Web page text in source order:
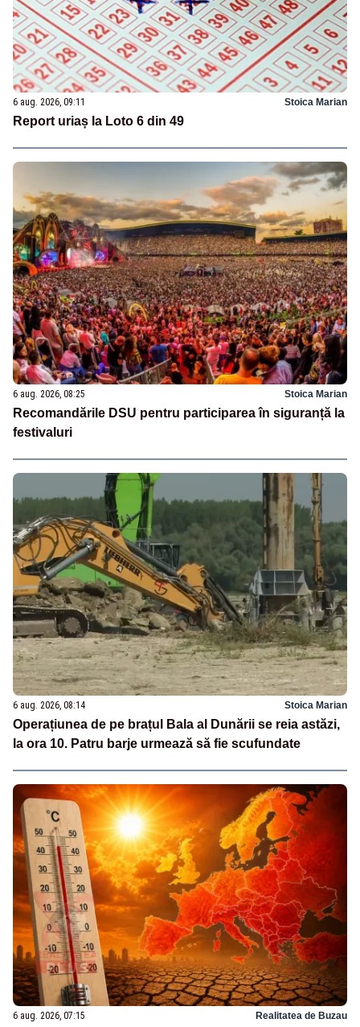
6 aug. 2026, 09:11 Stoica Marian
Report uriaș la Loto 6 din 49
6 aug. 2026, 08:25 Stoica Marian
Recomandările DSU pentru participarea în siguranță la
festivaluri
6 aug. 2026, 08:14 Stoica Marian
Operațiunea de pe brațul Bala al Dunării se reia astăzi,
la ora 10. Patru barje urmează să fie scufundate
6 aug. 2026, 07:15 Realitatea de Buzau